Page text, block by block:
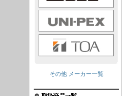
その他 メーカー一覧